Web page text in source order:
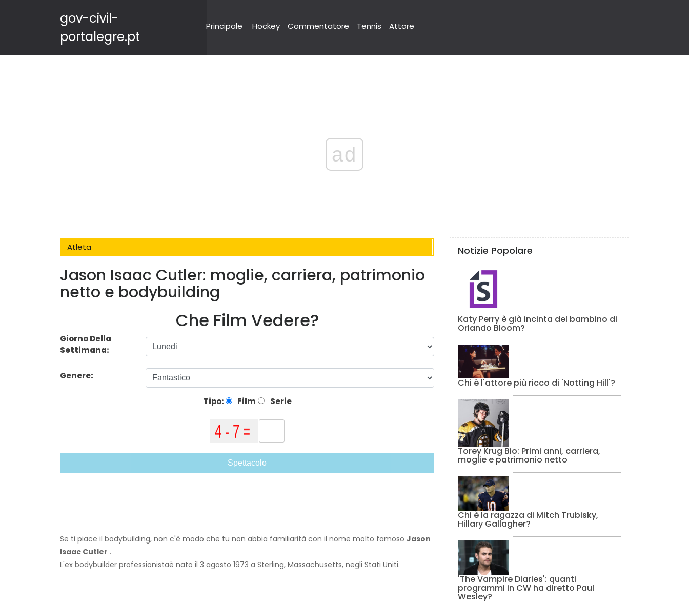
gov-civil-
portalegre.pt
Principale Hockey Commentatore Tennis Attore
ad
Atleta
Jason Isaac Cutler: moglie, carriera, patrimonio
netto e bodybuilding
Che Film Vedere?
Giorno Della
Settimana:
Genere:
Tipo: Film Serie
Spettacolo
Se ti piace il bodybuilding, non c'è modo che tu non abbia familiarità con il nome molto famoso Jason
Isaac Cutler .
L'ex bodybuilder professionistaè nato il 3 agosto 1973 a Sterling, Massachusetts, negli Stati Uniti.
Notizie Popolare
Katy Perry è già incinta del bambino di
Orlando Bloom?
Chi è l'attore più ricco di 'Notting Hill'?
Torey Krug Bio: Primi anni, carriera,
moglie e patrimonio netto
Chi è la ragazza di Mitch Trubisky,
Hillary Gallagher?
'The Vampire Diaries': quanti
programmi in CW ha diretto Paul
Wesley?